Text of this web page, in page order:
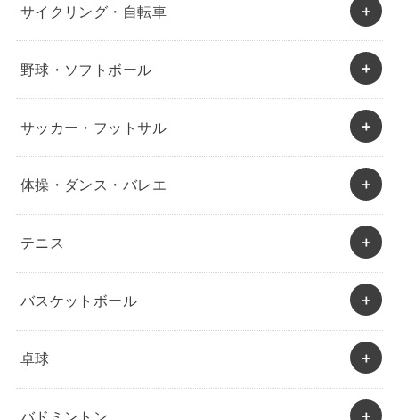
サイクリング・自転車
野球・ソフトボール
サッカー・フットサル
体操・ダンス・バレエ
テニス
バスケットボール
卓球
バドミントン